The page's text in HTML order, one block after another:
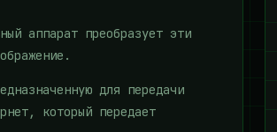
аппарат преобразует эти
для передачи
который передает